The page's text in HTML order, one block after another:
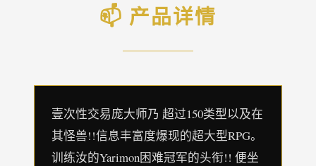
📫 产品详情
壹次性交易庞大师乃 超过150类型以及在
其怪兽!!信息丰富度爆现的超大型RPG。
训练汝的Yarimon困难冠军的头衔!! 便坐